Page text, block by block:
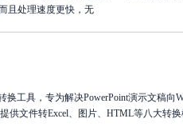
且处理速度更快，无
换工具，专为解决PowerPoint演示文稿向
供文件转Excel、图片、HTML等八大转